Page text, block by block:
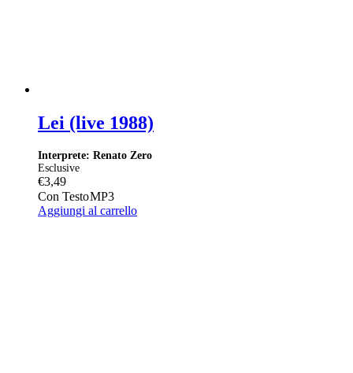
Lei (live 1988)
Interprete: Renato Zero
Esclusive
€3,49
Con TestoMP3
Aggiungi al carrello